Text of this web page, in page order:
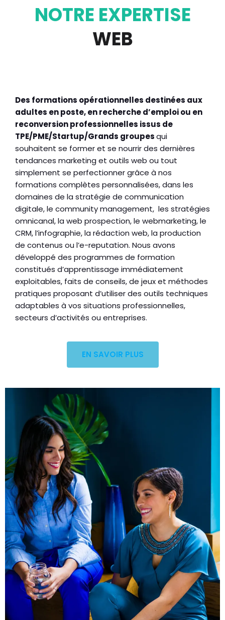
NOTRE EXPERTISE
WEB
Des formations opérationnelles destinées aux
adultes en poste, en recherche d’emploi ou en
reconversion professionnelles issus de
TPE/PME/Startup/Grands groupesqui
souhaitent se former et se nourrir des dernières
tendances marketing et outils web ou tout
simplement se perfectionner grâce à nos
formations complètes personnalisées, dans les
domaines de la stratégie de communication
digitale, le community management, les stratégies
omnicanal, la web prospection, le webmarketing, le
CRM, l’infographie, la rédaction web, la production
de contenus ou l’e-reputation. Nous avons
développé des programmes de formation
constitués d’apprentissage immédiatement
exploitables, faits de conseils, de jeux et méthodes
pratiques proposant d’utiliser des outils techniques
adaptables à vos situations professionnelles,
secteurs d’activités ou entreprises.
EN SAVOIR PLUS